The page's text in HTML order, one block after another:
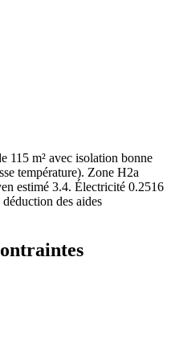
115 m² avec isolation bonne
température). Zone H2a
estimé 3.4. Électricité 0.2516
des aides